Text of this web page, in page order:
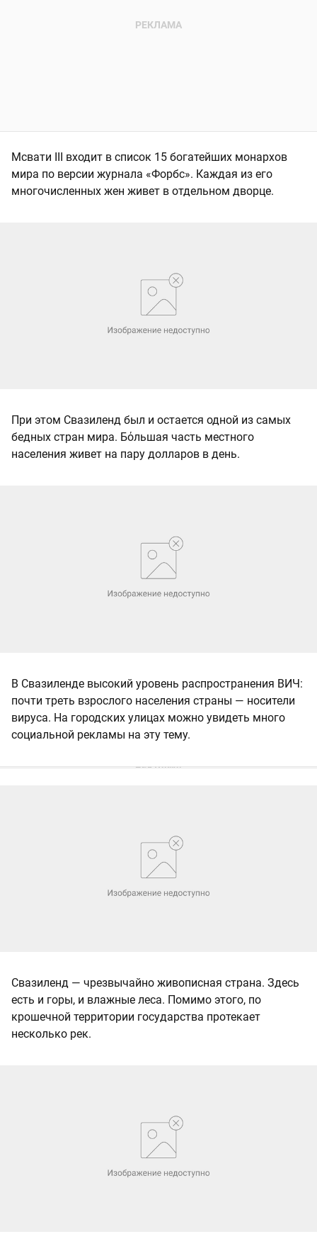
Мсвати III входит в список 15 богатейших монархов
мира по версии журнала «Форбс». Каждая из его
многочисленных жен живет в отдельном дворце.
При этом Свазиленд был и остается одной из самых
бедных стран мира. Бόльшая часть местного
населения живет на пару долларов в день.
В Свазиленде высокий уровень распространения ВИЧ:
почти треть взрослого населения страны — носители
вируса. На городских улицах можно увидеть много
социальной рекламы на эту тему.
Свазиленд — чрезвычайно живописная страна. Здесь
есть и горы, и влажные леса. Помимо этого, по
крошечной территории государства протекает
несколько рек.